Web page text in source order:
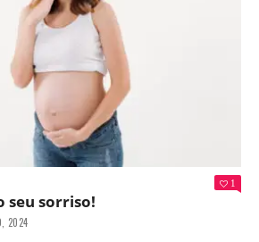
1
seu sorriso!
2024